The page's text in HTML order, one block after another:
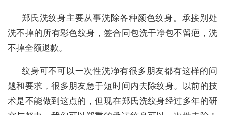
郑氏洗纹身主要从事洗除各种颜色纹身。承接别处
洗不掉‌‌‌‌‌‌的所有彩色纹身，签合同包洗干净包不留疤，洗
不掉全额退款。
纹身可不可以一次性洗净有很多朋友都有这样的问
题和要求，很多朋友急于短时间内去除纹身。以前的技
术是不能做到这点的，但现在郑氏洗纹身经过多年的研